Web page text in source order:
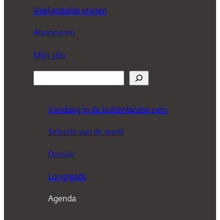
Veelgestelde vragen
Abonneren
Mijn 360
Vandaag in de buitenlandse pers
Selectie van de week
Dossier
Longreads
Agenda